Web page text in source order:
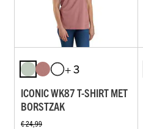
+ 3
ICONIC WK87 T-SHIRT MET
BORSTZAK
€ 24,99